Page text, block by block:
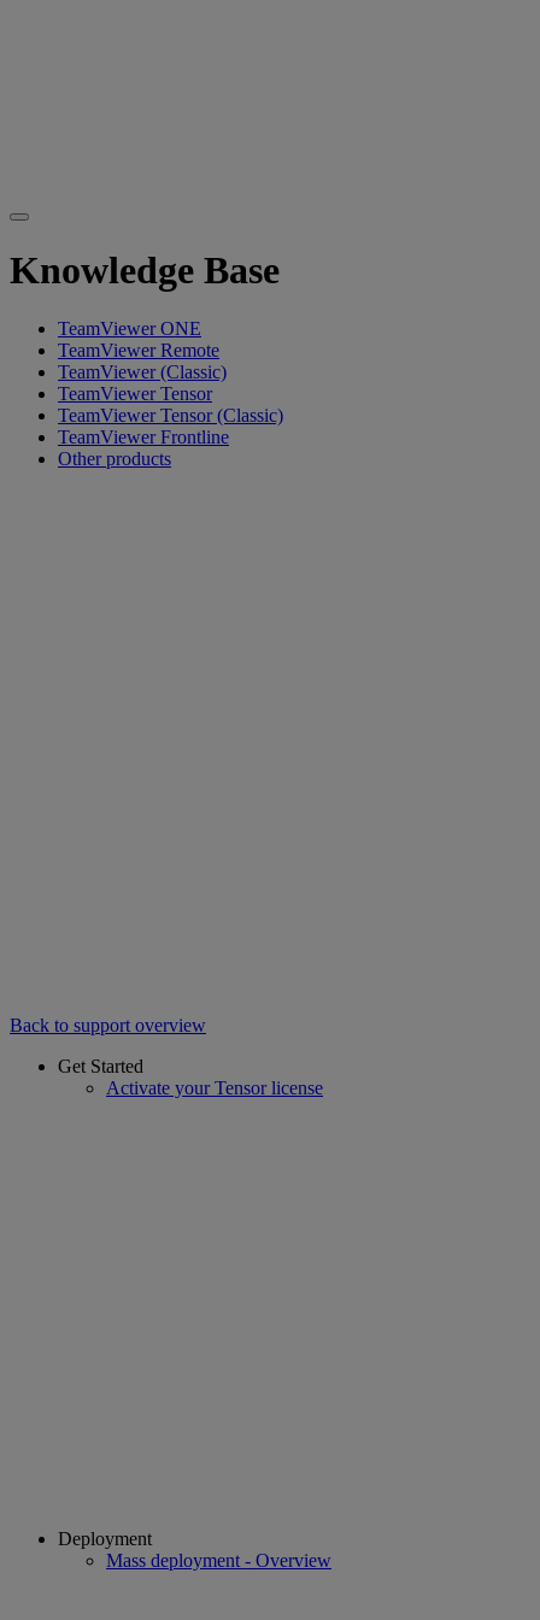
Knowledge Base
TeamViewer ONE
TeamViewer Remote
TeamViewer (Classic)
TeamViewer Tensor
TeamViewer Tensor (Classic)
TeamViewer Frontline
Other products
Back to support overview
Get Started
Activate your Tensor license
Deployment
Mass deployment - Overview